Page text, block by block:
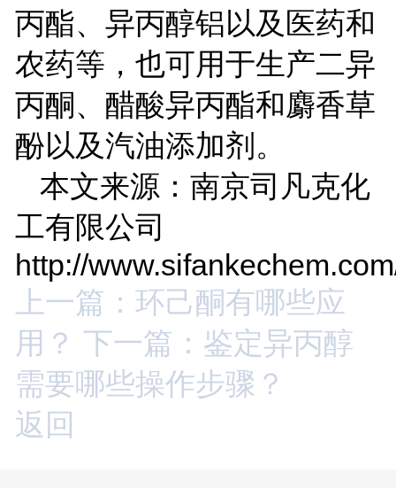
丙酯、异丙醇铝以及医药和
农药等，也可用于生产二异
丙酮、醋酸异丙酯和麝香草
酚以及汽油添加剂。
本文来源：南京司凡克化
工有限公司
http://
上一篇：环己酮有哪些应
用？ 下一篇：鉴定异丙醇
需要哪些操作步骤？
返回